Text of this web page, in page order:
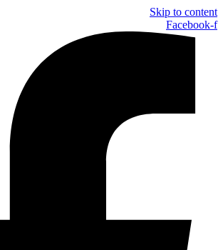
Skip to content
Facebook-f